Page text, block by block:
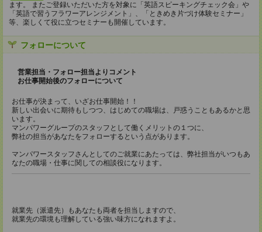
ます。 またご登録いただいた方を対象に「英語スピーキングチェック会」や
「英語で習うフラワーアレンジメント」、「ときめき片づけ体験セミナー」
等、楽しくて役に立つセミナーも開催しています。
フォローについて
営業担当・フォロー担当よりコメント
お仕事開始後のフォローについて
お仕事が決まって、いざお仕事開始！！
新しい出会いに期待もしつつ、はじめての職場は、戸惑うこともあるかと思
います。
マンパワーグループのスタッフとして働くメリットの１つに、
弊社の担当があなたをフォローするという点があります。
マンパワースタッフさんとしてのご就業にあたっては、弊社担当がいつもあ
なたの職場・仕事に関しての相談役になります。
就業先（派遣先）もあなたも両者を担当しますので、
就業先の環境も理解している強い味方になれますよ。